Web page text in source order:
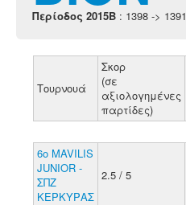
Περίοδος 2015B : 1398 -> 1391
Τουρνουά
Σκορ
(σε
αξιολογημένες
παρτίδες)
6ο MAVILIS
JUNIOR -
ΣΠΖ
ΚΕΡΚΥΡΑΣ
2.5 / 5